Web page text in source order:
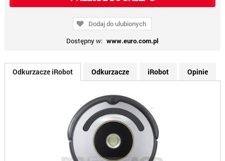
Dodaj do ulubionych
Dostępny w: www.euro.com.pl
Odkurzacze iRobot Odkurzacze iRobot Opinie